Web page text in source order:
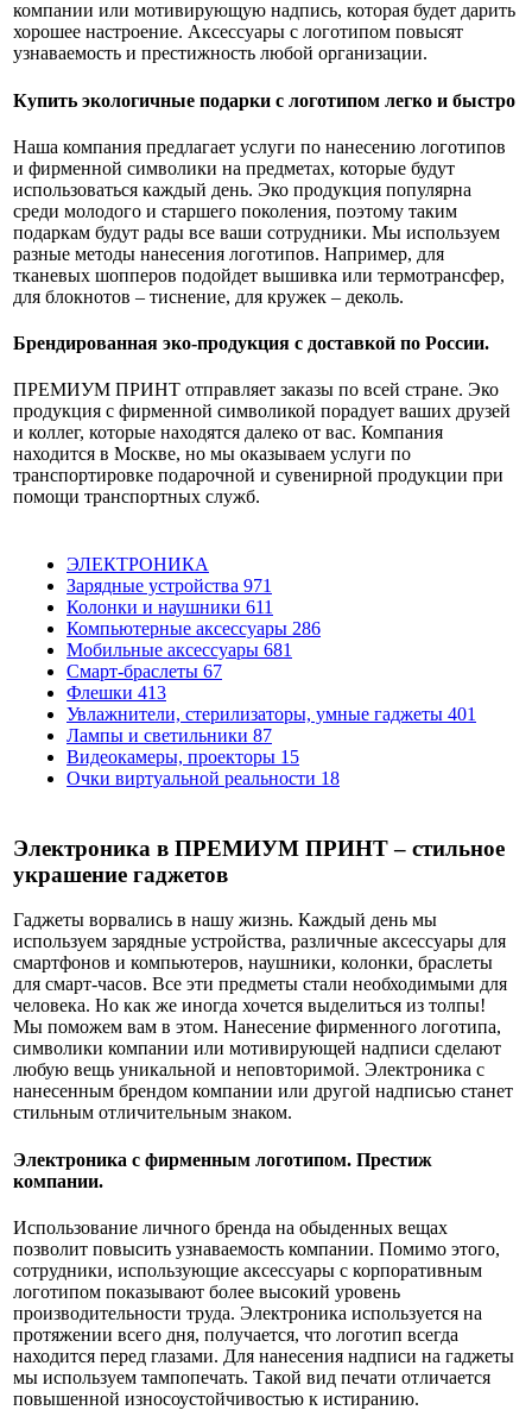
компании или мотивирующую надпись, которая будет дарить
хорошее настроение. Аксессуары с логотипом повысят
узнаваемость и престижность любой организации.
Купить экологичные подарки с логотипом легко и быстро
Наша компания предлагает услуги по нанесению логотипов
и фирменной символики на предметах, которые будут
использоваться каждый день. Эко продукция популярна
среди молодого и старшего поколения, поэтому таким
подаркам будут рады все ваши сотрудники. Мы используем
разные методы нанесения логотипов. Например, для
тканевых шопперов подойдет вышивка или термотрансфер,
для блокнотов – тиснение, для кружек – деколь.
Брендированная эко-продукция с доставкой по России.
ПРЕМИУМ ПРИНТ отправляет заказы по всей стране. Эко
продукция с фирменной символикой порадует ваших друзей
и коллег, которые находятся далеко от вас. Компания
находится в Москве, но мы оказываем услуги по
транспортировке подарочной и сувенирной продукции при
помощи транспортных служб.
ЭЛЕКТРОНИКА
Зарядные устройства 971
Колонки и наушники 611
Компьютерные аксессуары 286
Мобильные аксессуары 681
Смарт-браслеты 67
Флешки 413
Увлажнители, стерилизаторы, умные гаджеты 401
Лампы и светильники 87
Видеокамеры, проекторы 15
Очки виртуальной реальности 18
Электроника в ПРЕМИУМ ПРИНТ – стильное
украшение гаджетов
Гаджеты ворвались в нашу жизнь. Каждый день мы
используем зарядные устройства, различные аксессуары для
смартфонов и компьютеров, наушники, колонки, браслеты
для смарт-часов. Все эти предметы стали необходимыми для
человека. Но как же иногда хочется выделиться из толпы!
Мы поможем вам в этом. Нанесение фирменного логотипа,
символики компании или мотивирующей надписи сделают
любую вещь уникальной и неповторимой. Электроника с
нанесенным брендом компании или другой надписью станет
стильным отличительным знаком.
Электроника с фирменным логотипом. Престиж
компании.
Использование личного бренда на обыденных вещах
позволит повысить узнаваемость компании. Помимо этого,
сотрудники, использующие аксессуары с корпоративным
логотипом показывают более высокий уровень
производительности труда. Электроника используется на
протяжении всего дня, получается, что логотип всегда
находится перед глазами. Для нанесения надписи на гаджеты
мы используем тампопечать. Такой вид печати отличается
повышенной износоустойчивостью к истиранию.